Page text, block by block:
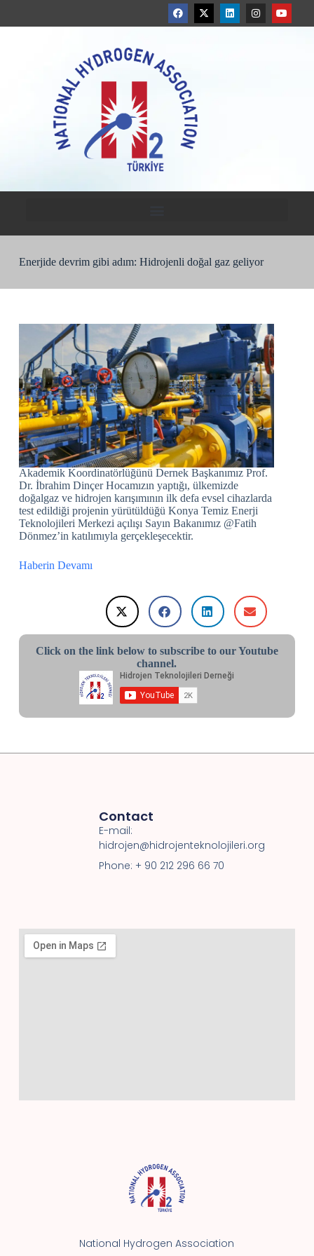
Enerjide devrim gibi adım: Hidrojenli doğal gaz geliyor
Akademik Koordinatörlüğünü Dernek Başkanımız Prof.
Dr. İbrahim Dinçer Hocamızın yaptığı, ülkemizde
doğalgaz ve hidrojen karışımının ilk defa evsel cihazlarda
test edildiği projenin yürütüldüğü Konya Temiz Enerji
Teknolojileri Merkezi açılışı Sayın Bakanımız @Fatih
Dönmez’in katılımıyla gerçekleşecektir.
Haberin Devamı
Click on the link below to subscribe to our Youtube
channel.
National Hydrogen Association
Contact
E-mail:
hidrojen@hidrojenteknolojileri.org
Phone: + 90 212 296 66 70